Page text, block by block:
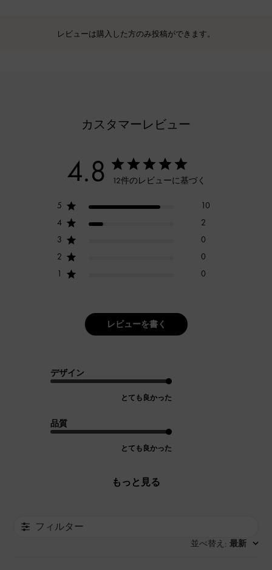
レビューは購入した方のみ投稿ができます。
カスタマーレビュー
4.8 12件のレビューに基づく
5
10
4
2
3
0
2
0
1
0
レビューを書く
デザイン
とても良かった
品質
とても良かった
もっと見る
フィルター
並べ替え : 最新